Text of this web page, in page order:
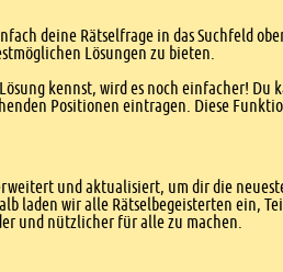
deine Rätselfrage in das Suchfeld
Lösungen zu bieten.
kennst, wird es noch einfacher!
Positionen eintragen. Diese
und aktualisiert, um dir die
laden wir alle Rätselbegeisterten ein,
und nützlicher für alle zu machen.